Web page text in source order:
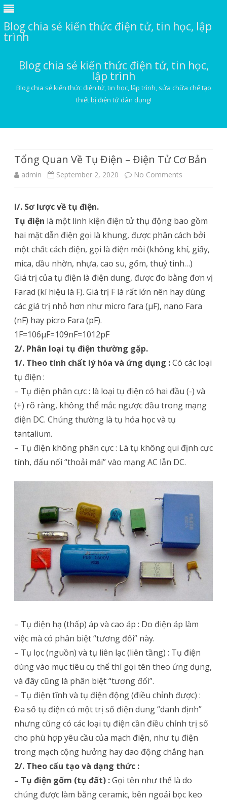
Blog chia sẻ kiến thức điện tử, tin học, lập
trình
Blog chia sẻ kiến thức điện tử, tin học,
lập trình
Blog chia sẻ kiến thức điện tử, tin học, lập trình, sửa chữa chế tạo
thiết bị điện tử dân dụng!
Tổng Quan Về Tụ Điện – Điện Tử Cơ Bản
admin September 2, 2020 No Comments
Về
Tụ
Điện
–
Điện
I/. Sơ lược về tụ điện.
Tụ điện là một linh kiện điện tử thụ động bao gồm
hai mặt dẫn điện gọi là khung, được phân cách bởi
một chất cách điện, gọi là điện môi (không khí, giấy,
mica, dầu nhờn, nhựa, cao su, gốm, thuỷ tinh…)
Giá trị của tụ điện là điện dung, được đo bằng đơn vị
Farad (kí hiệu là F). Giá trị F là rất lớn nên hay dùng
các giá trị nhỏ hơn như micro fara (μF), nano Fara
(nF) hay picro Fara (pF).
1F=106μF=109nF=1012pF
2/. Phân loại tụ điện thường gặp.
1/. Theo tính chất lý hóa và ứng dụng :Có các loại
tụ điện :
– Tụ điện phân cực : là loại tụ điện có hai đầu (-) và
(+) rõ ràng, không thể mắc ngược đầu trong mạng
điện DC. Chúng thường là tụ hóa học và tụ
tantalium.
– Tụ điện không phân cực : Là tụ không qui định cực
tính, đấu nối “thoải mái” vào mạng AC lẫn DC.
– Tụ điện hạ (thấp) áp và cao áp : Do điện áp làm
việc mà có phân biệt “tương đối” này.
– Tụ lọc (nguồn) và tụ liên lạc (liên tầng) : Tụ điện
dùng vào mục tiêu cụ thể thì gọi tên theo ứng dụng,
và đây cũng là phân biệt “tương đối”.
– Tụ điện tĩnh và tụ điện động (điều chỉnh được) :
Đa số tụ điện có một trị số điện dung “danh định”
nhưng cũng có các loại tụ điện cần điều chỉnh trị số
cho phù hợp yêu cầu của mạch điện, như tụ điện
trong mạch cộng hưởng hay dao động chẳng hạn.
2/. Theo cấu tạo và dạng thức :
– Tụ điện gốm (tụ đất) :Gọi tên như thế là do
chúng được làm bằng ceramic, bên ngoải bọc keo